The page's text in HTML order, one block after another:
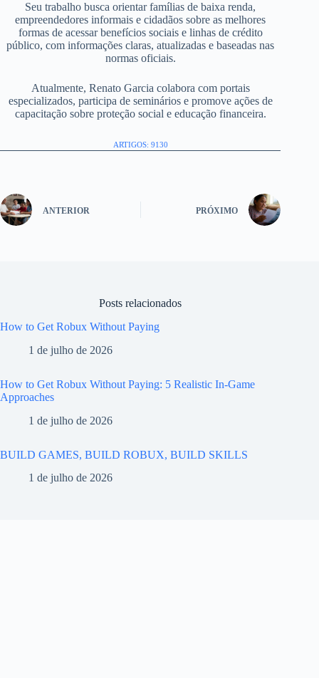
Seu trabalho busca orientar famílias de baixa renda,
empreendedores informais e cidadãos sobre as melhores
formas de acessar benefícios sociais e linhas de crédito
público, com informações claras, atualizadas e baseadas nas
normas oficiais.
Atualmente, Renato Garcia colabora com portais
especializados, participa de seminários e promove ações de
capacitação sobre proteção social e educação financeira.
ARTIGOS: 9130
ANTERIOR PRÓXIMO
Posts relacionados
How to Get Robux Without Paying
1 de julho de 2026
How to Get Robux Without Paying: 5 Realistic In-Game
Approaches
1 de julho de 2026
BUILD GAMES, BUILD ROBUX, BUILD SKILLS
1 de julho de 2026